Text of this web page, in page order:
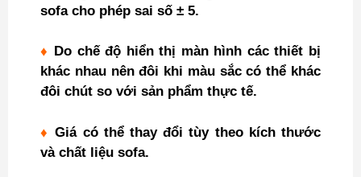
sofa cho phép sai số ± 5.
♦
Do chế độ hiển thị màn hình các thiết bị
khác nhau nên đôi khi màu sắc có thể khác
đôi chút so với sản phẩm thực tế.
♦ Giá có thể thay đổi tùy theo kích thước
và chất liệu sofa.